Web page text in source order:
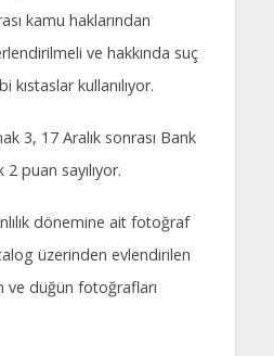
kamu haklarından
ve hakkında suç
kıstaslar kullanılıyor.
3, 17 Aralık sonrası Bank
2 puan sayılıyor.
dönemine ait fotoğraf
üzerinden evlendirilen
ve düğün fotoğrafları